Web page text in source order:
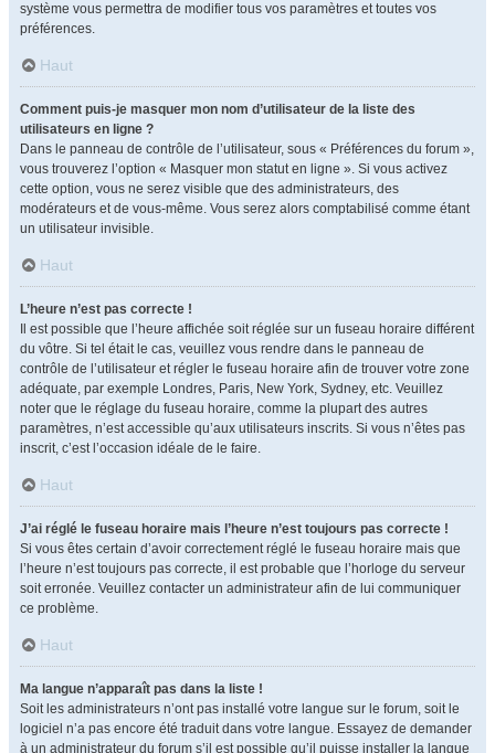
système vous permettra de modifier tous vos paramètres et toutes vos
préférences.
Haut
Comment puis-je masquer mon nom d’utilisateur de la liste des
utilisateurs en ligne ?
Dans le panneau de contrôle de l’utilisateur, sous « Préférences du forum »,
vous trouverez l’option « Masquer mon statut en ligne ». Si vous activez
cette option, vous ne serez visible que des administrateurs, des
modérateurs et de vous-même. Vous serez alors comptabilisé comme étant
un utilisateur invisible.
Haut
L’heure n’est pas correcte !
Il est possible que l’heure affichée soit réglée sur un fuseau horaire différent
du vôtre. Si tel était le cas, veuillez vous rendre dans le panneau de
contrôle de l’utilisateur et régler le fuseau horaire afin de trouver votre zone
adéquate, par exemple Londres, Paris, New York, Sydney, etc. Veuillez
noter que le réglage du fuseau horaire, comme la plupart des autres
paramètres, n’est accessible qu’aux utilisateurs inscrits. Si vous n’êtes pas
inscrit, c’est l’occasion idéale de le faire.
Haut
J’ai réglé le fuseau horaire mais l’heure n’est toujours pas correcte !
Si vous êtes certain d’avoir correctement réglé le fuseau horaire mais que
l’heure n’est toujours pas correcte, il est probable que l’horloge du serveur
soit erronée. Veuillez contacter un administrateur afin de lui communiquer
ce problème.
Haut
Ma langue n’apparaît pas dans la liste !
Soit les administrateurs n’ont pas installé votre langue sur le forum, soit le
logiciel n’a pas encore été traduit dans votre langue. Essayez de demander
à un administrateur du forum s’il est possible qu’il puisse installer la langue